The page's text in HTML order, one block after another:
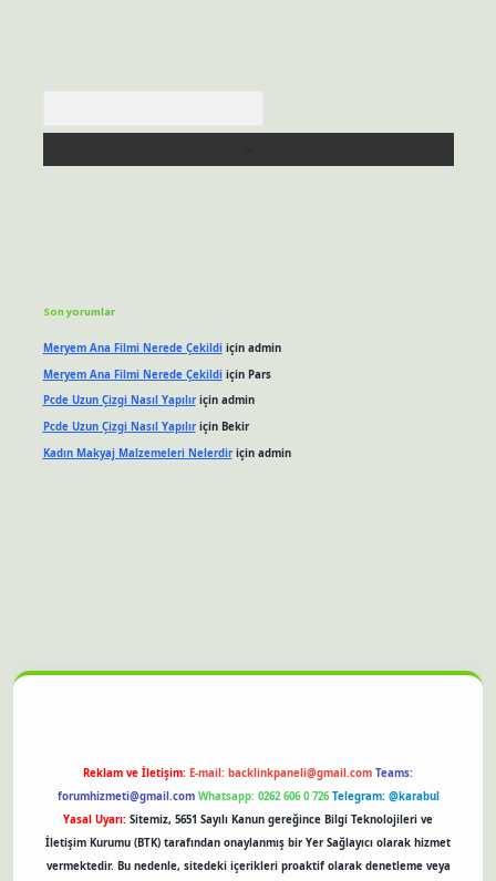
Son yorumlar
Meryem Ana Filmi Nerede Çekildiiçin admin
Meryem Ana Filmi Nerede Çekildiiçin Pars
Pcde Uzun Çizgi Nasıl Yapılıriçin admin
Pcde Uzun Çizgi Nasıl Yapılıriçin Bekir
Kadın Makyaj Malzemeleri Nelerdiriçin admin
Reklam ve İletişim: E-mail: backlinkpaneli@gmail.com Teams:
forumhizmeti@gmail.com Whatsapp: 0262 606 0 726 Telegram: @karabul
Yasal Uyarı: Sitemiz, 5651 Sayılı Kanun gereğince Bilgi Teknolojileri ve
İletişim Kurumu (BTK) tarafından onaylanmış bir Yer Sağlayıcı olarak hizmet
vermektedir. Bu nedenle, sitedeki içerikleri proaktif olarak denetleme veya